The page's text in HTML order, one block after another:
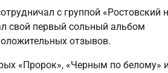
с группой «Ростовский
свой первый сольный альбом
отзывов.
«Прорoк», «Чeрным по белому» и